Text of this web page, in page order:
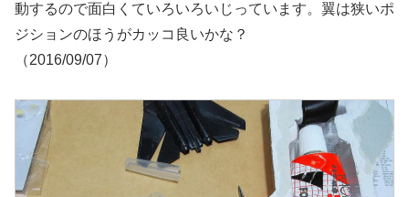
動するので面白くていろいろいじっています。翼は狭いポ
ジションのほうがカッコ良いかな？
（2016/09/07）